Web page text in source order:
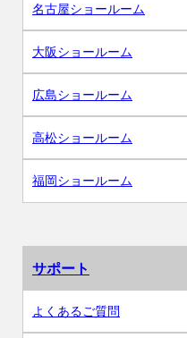
名古屋ショールーム
大阪ショールーム
広島ショールーム
高松ショールーム
福岡ショールーム
サポート
よくあるご質問